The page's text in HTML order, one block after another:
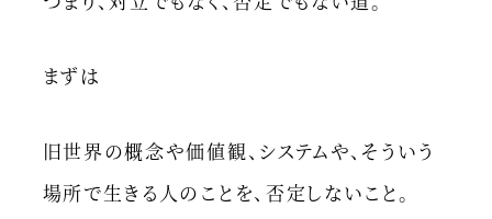
まずは
旧世界の概念や価値観、システムや、そういう
場所で生きる人のことを、否定しないこと。